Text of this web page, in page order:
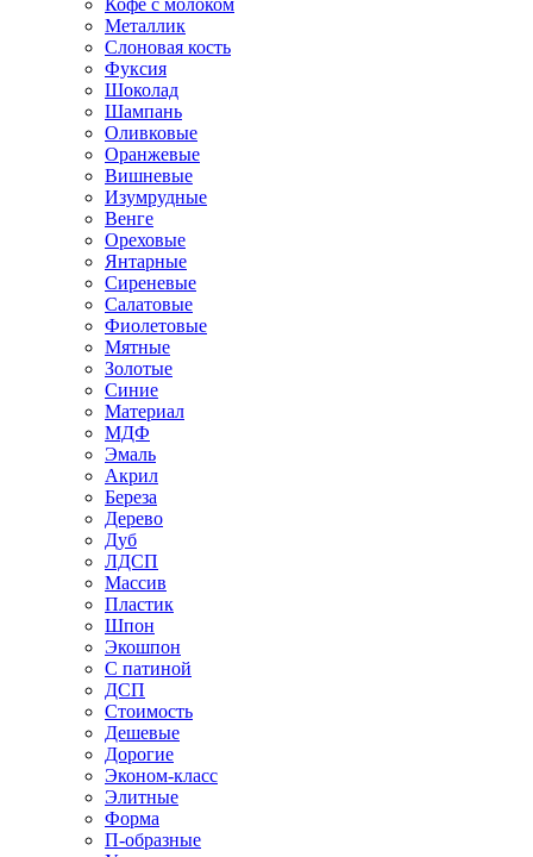
Кофе с молоком
Металлик
Слоновая кость
Фуксия
Шоколад
Шампань
Оливковые
Оранжевые
Вишневые
Изумрудные
Венге
Ореховые
Янтарные
Сиреневые
Салатовые
Фиолетовые
Мятные
Золотые
Синие
Материал
МДФ
Эмаль
Акрил
Береза
Дерево
Дуб
ЛДСП
Массив
Пластик
Шпон
Экошпон
С патиной
ДСП
Стоимость
Дешевые
Дорогие
Эконом-класс
Элитные
Форма
П-образные